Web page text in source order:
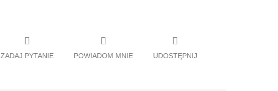
ZADAJ PYTANIE POWIADOM MNIE UDOSTĘPNIJ